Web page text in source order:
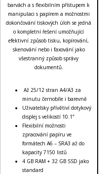
barvách a s flexibilním přístupem k
manipulaci s papírem a možnostmi
dokončování tiskových úloh se jedná
o kompletní řešení umožňující
efektivní způsob tisku, kopírování,
skenování nebo i faxování jako
všestranný způsob správy
dokumentů.
Až 25/12 stran A4/A3 za
minutu černobíle i barevně
Uživatelsky přívětiví dotykový
displej s velikostí 10.1“
Flexibilní možnosti
zpracování papíru ve
formátech A6 – SRA3 až do
kapacity 7150 listů
4 GB RAM + 32 GB SSD jako
standard